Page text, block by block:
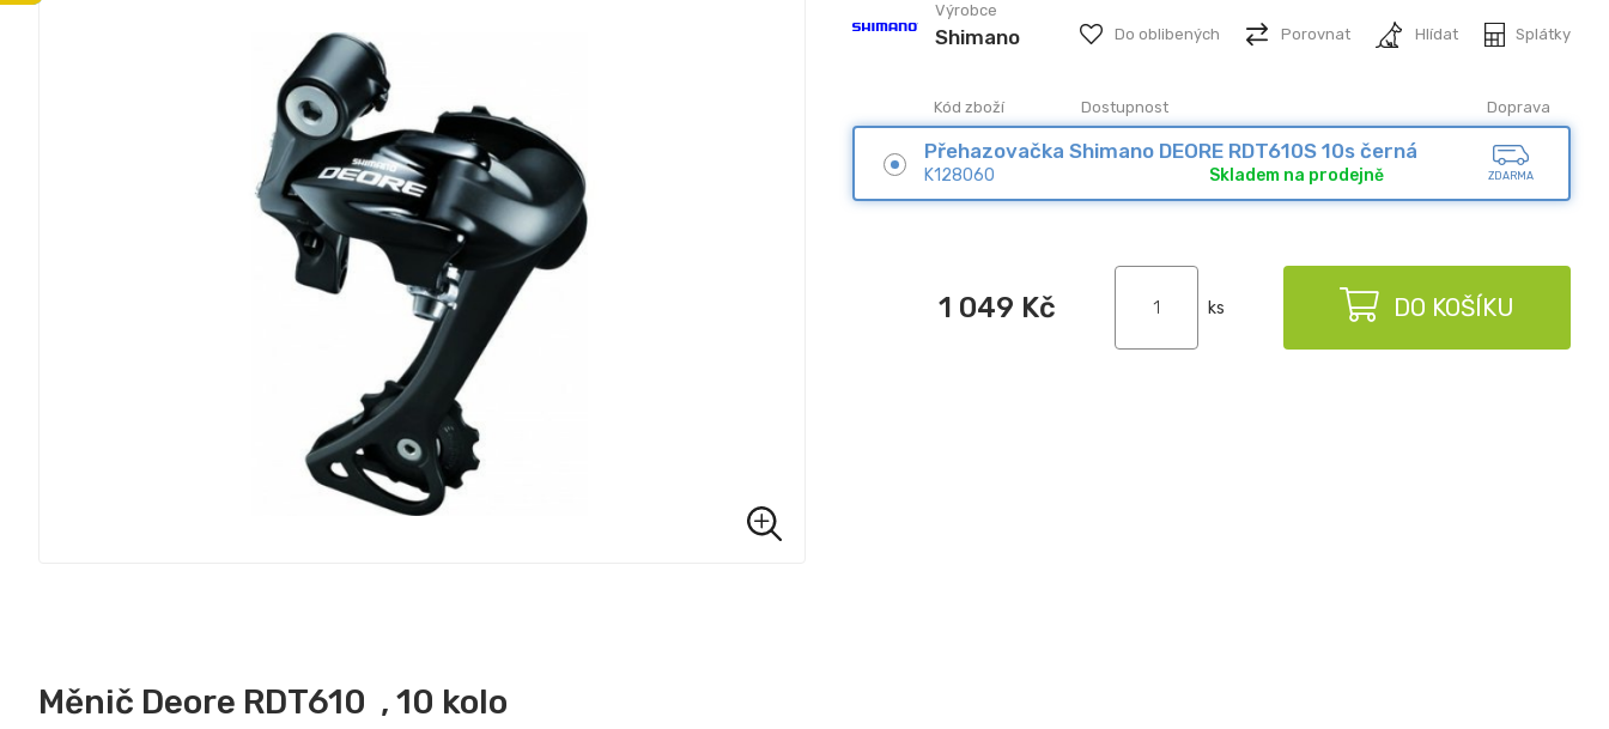
Výrobce
Shimano Do oblibených Porovnat Hlídat Splátky
Kód zboží Dostupnost Doprava
Přehazovačka Shimano DEORE RDT610S 10s černá
K128060 Skladem na prodejně ZDARMA
1 049 Kč ks DO KOŠÍKU
Měnič Deore RDT610 , 10 kolo